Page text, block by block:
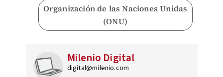
Organización de las Naciones Unidas
(ONU)
Milenio Digital
digital@milenio.com